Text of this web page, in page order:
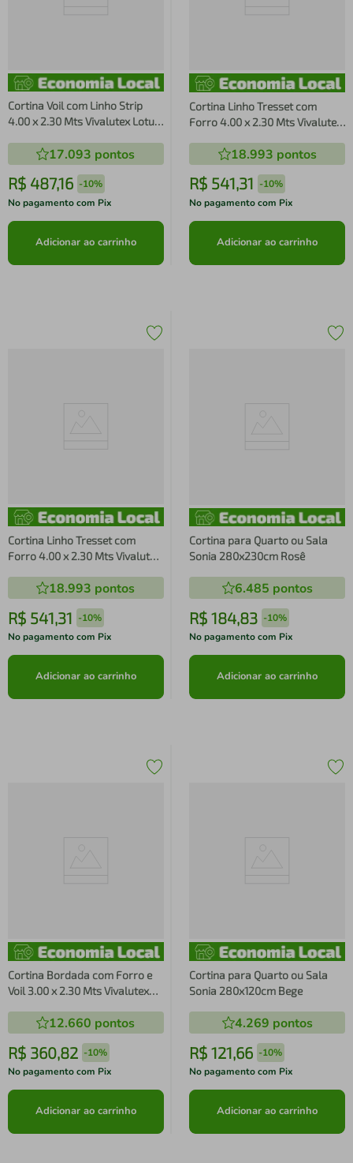
Cortina Voil com Linho Strip
4.00 x 2.30 Mts Vivalutex Lotus
17.093 pontos
R$ 487,16 -10%
No pagamento com Pix
Adicionar ao carrinho
Cortina Linho Tresset com
Forro 4.00 x 2.30 Mts Vivalutex
18.993 pontos
R$ 541,31 -10%
No pagamento com Pix
Adicionar ao carrinho
Cortina Linho Tresset com
Forro 4.00 x 2.30 Mts Vivalutex
18.993 pontos
R$ 541,31 -10%
No pagamento com Pix
Adicionar ao carrinho
Cortina para Quarto ou Sala
Sonia 280x230cm Rosê
6.485 pontos
R$ 184,83 -10%
No pagamento com Pix
Adicionar ao carrinho
Cortina Bordada com Forro e
Voil 3.00 x 2.30 Mts Vivalutex
12.660 pontos
R$ 360,82 -10%
No pagamento com Pix
Adicionar ao carrinho
Cortina para Quarto ou Sala
Sonia 280x120cm Bege
4.269 pontos
R$ 121,66 -10%
No pagamento com Pix
Adicionar ao carrinho